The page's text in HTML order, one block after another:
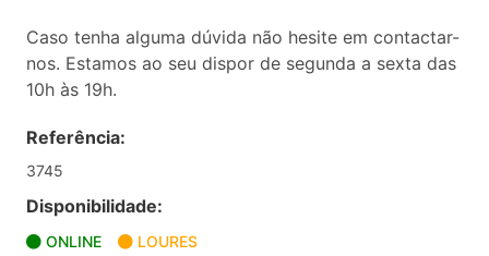
Caso tenha alguma dúvida não hesite em contactar-
nos. Estamos ao seu dispor de segunda a sexta das
10h às 19h.
Referência:
3745
Disponibilidade:
ONLINE LOURES